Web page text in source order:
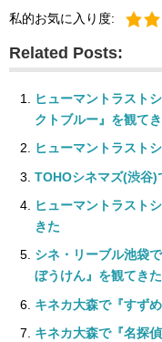
私的お気に入り度:
Related Posts:
ヒューマントラスト
クトブルー』を観て
ヒューマントラスト
TOHOシネマズ(渋谷)
ヒューマントラスト
きた
シネ・リーブル池袋
ぼうけん』を観てきた
キネカ大森で『すず
キネカ大森で『名探